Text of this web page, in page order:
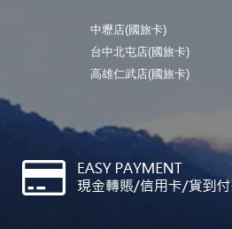
中壢店(國旅卡)
台中北屯店(國旅卡)
高雄仁武店(國旅卡)